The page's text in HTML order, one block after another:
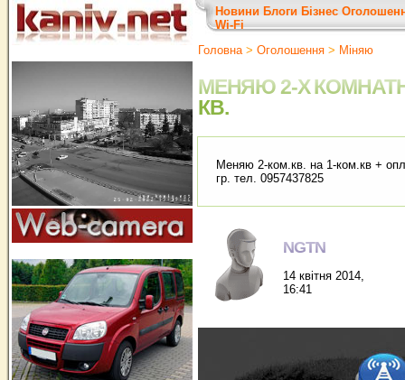
Новини Блоги Бізнес
Wi-Fi
Головна> Оголошення > Міняю
МЕНЯЮ 2-Х
КВ.
Меняю 2-ком.кв. на 1-ком.кв +
гр. тел. 0957437825
NGTN
14 квітня 2014,
16:41